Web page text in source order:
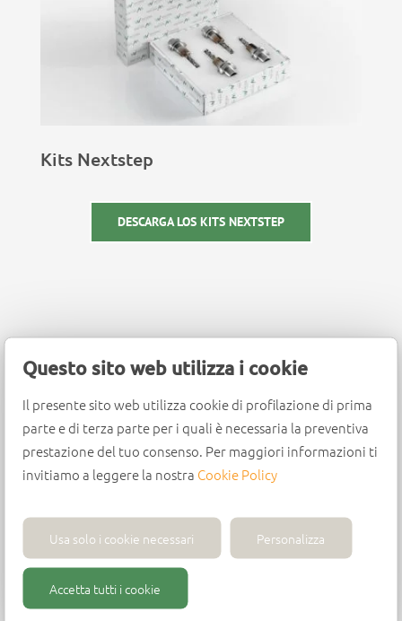
Questo sito web utilizza i cookie
Il presente sito web utilizza cookie di profilazione di prima
parte e di terza parte per i quali è necessaria la preventiva
prestazione del tuo consenso. Per maggiori informazioni ti
invitiamo a leggere la nostra Cookie Policy
Usa solo i cookie necessari Personalizza
Accetta tutti i cookie
Kits Nextstep
DESCARGA LOS KITS NEXTSTEP
Los Kits Nextstep
garantizan:
están fabricadas con materiales muy
resistentes; el montaje por contracción
térmica aumenta sus excelentes
prestaciones.
Resistencia máxima